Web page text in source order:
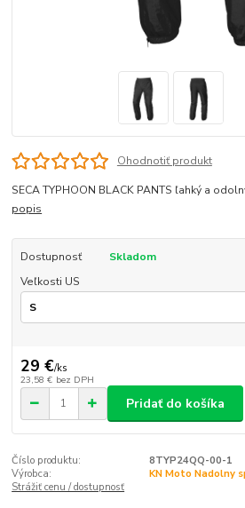
Ohodnotiť produkt
SECA TYPHOON BLACK PANTS ľahký a
popis
Dostupnosť
Skladom
Veľkosti US
29 €/ks
23,58 € bez DPH
Pridať do košíka
Číslo produktu:
8TYP24QQ-00-1
Výrobca:
KN Moto Nadolny
Strážiť cenu / dostupnosť